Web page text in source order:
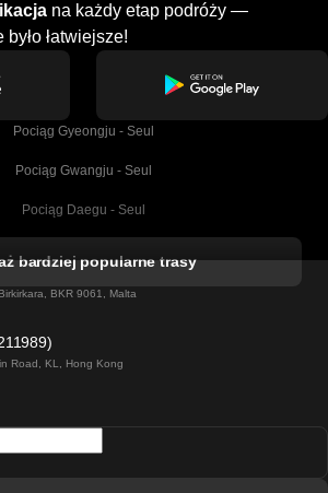
na każdy etap podróży —
łatwiejsze!
Pociąg Gyeongju - Seul
Pociąg Gwangju - Seul
Pociąg Daegu - Seul
Pociąg Dublin - Galway
Pociąg Rzym - Neapol
bardziej popularne trasy
1451)
BKR 9061, Malta
Road, KL, Hong Kong